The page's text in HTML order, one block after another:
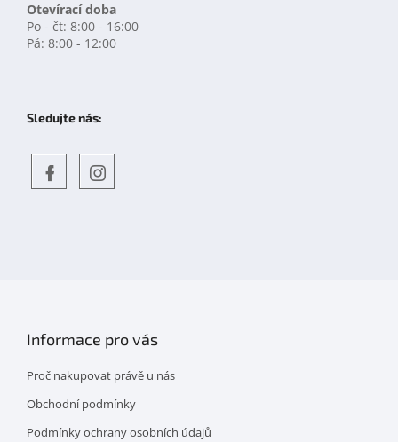
Otevírací doba
Po - čt: 8:00 - 16:00
Pá: 8:00 - 12:00
Sledujte nás:
Informace pro vás
Proč nakupovat právě u nás
Obchodní podmínky
Podmínky ochrany osobních údajů